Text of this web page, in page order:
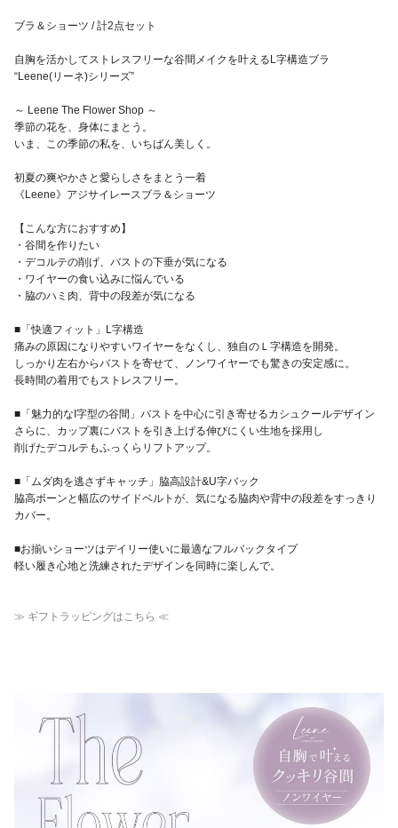
ブラ＆ショーツ / 計2点セット
自胸を活かしてストレスフリーな谷間メイクを叶えるL字構造ブラ
“Leene(リーネ)シリーズ”
～ Leene The Flower Shop ～
季節の花を、身体にまとう。
いま、この季節の私を、いちばん美しく。
初夏の爽やかさと愛らしさをまとう一着
《Leene》アジサイレースブラ＆ショーツ
【こんな方におすすめ】
・谷間を作りたい
・デコルテの削げ、バストの下垂が気になる
・ワイヤーの食い込みに悩んでいる
・脇のハミ肉、背中の段差が気になる
■「快適フィット」L字構造
痛みの原因になりやすいワイヤーをなくし、独自のＬ字構造を開発。
しっかり左右からバストを寄せて、ノンワイヤーでも驚きの安定感に。
長時間の着用でもストレスフリー。
■「魅力的なI字型の谷間」バストを中心に引き寄せるカシュクールデザイン
さらに、カップ裏にバストを引き上げる伸びにくい生地を採用し
削げたデコルテもふっくらリフトアップ。
■「ムダ肉を逃さずキャッチ」脇高設計&U字バック
脇高ボーンと幅広のサイドベルトが、気になる脇肉や背中の段差をすっきり
カバー。
■お揃いショーツはデイリー使いに最適なフルバックタイプ
軽い履き心地と洗練されたデザインを同時に楽しんで。
≫ ギフトラッピングはこちら ≪